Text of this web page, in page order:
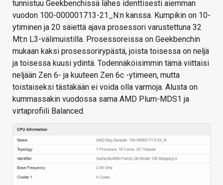
tunnistuu Geekbenchissä lähes identtisesti aiemman
vuodon 100-000001713-21_N:n kanssa. Kumpikin on 10-
ytiminen ja 20 säiettä ajava prosessori varustettuna 32
Mt:n L3-välimuistilla. Prosessoreissa on Geekbenchin
mukaan kaksi prosessorirypästä, joista toisessa on neljä
ja toisessa kuusi ydintä. Todennäköisimmin tämä viittaisi
neljään Zen 6- ja kuuteen Zen 6c -ytimeen, mutta
toistaiseksi tästäkään ei voida olla varmoja. Alusta on
kummassakin vuodossa sama AMD Plum-MDS1 ja
virtaprofiili Balanced.